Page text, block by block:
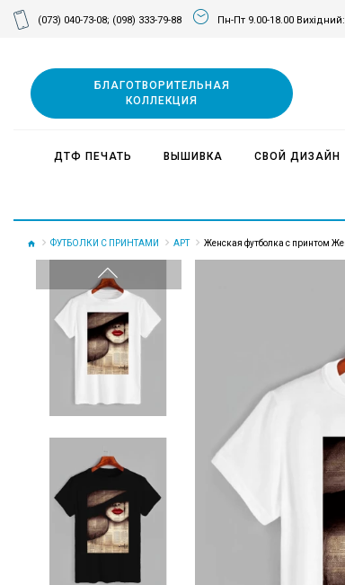
(073) 040-73-08; (098) 333-79-88 Пн-Пт 9.00-18.00
БЛАГОТВОРИТЕЛЬНАЯ
КОЛЛЕКЦИЯ
ДТФ ПЕЧАТЬ ВЫШИВКА СВОЙ ДИЗАЙН
ФУТБОЛКИ С ПРИНТАМИ АРТ Женская футболка с принтом